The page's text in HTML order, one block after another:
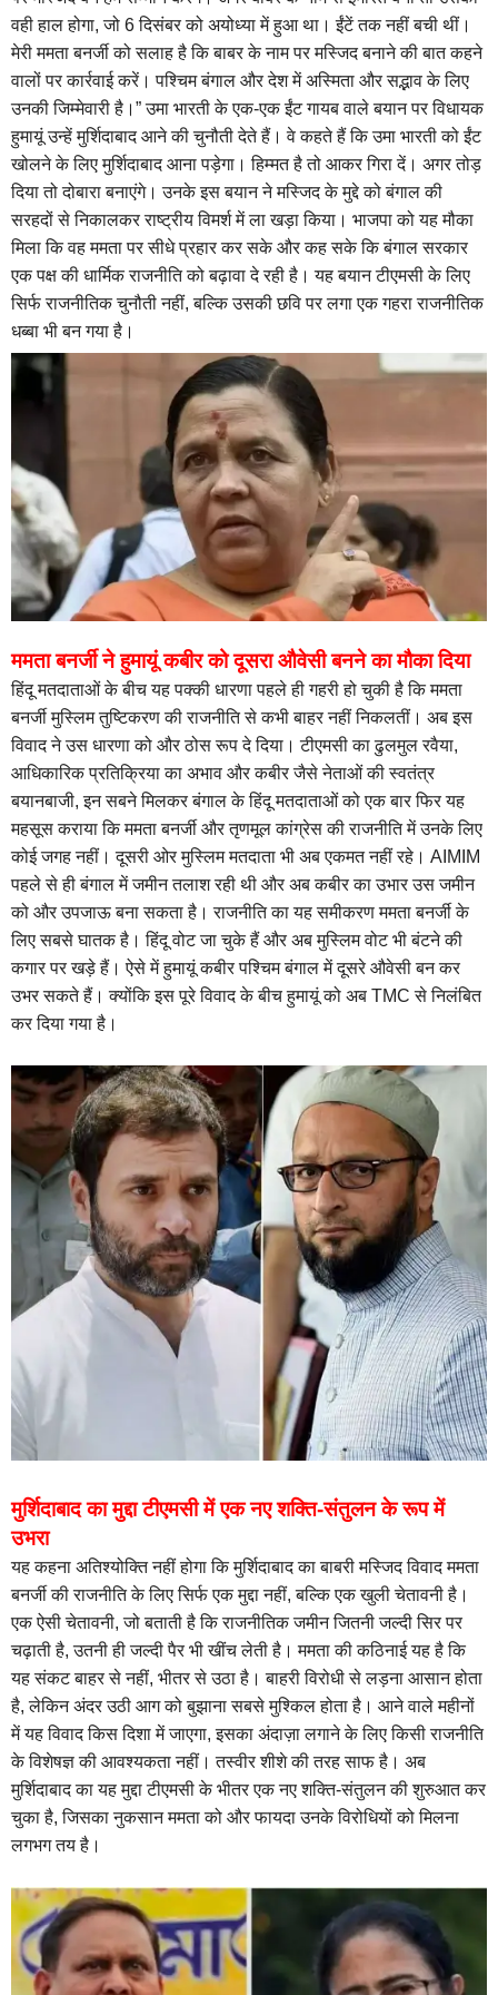
वही हाल होगा, जो 6 दिसंबर को अयोध्या में हुआ था। ईंटें तक नहीं बची थीं।
मेरी ममता बनर्जी को सलाह है कि बाबर के नाम पर मस्जिद बनाने की बात कहने
वालों पर कार्रवाई करें। पश्चिम बंगाल और देश में अस्मिता और सद्भाव के लिए
उनकी जिम्मेवारी है।” उमा भारती के एक-एक ईंट गायब वाले बयान पर विधायक
हुमायूं उन्हें मुर्शिदाबाद आने की चुनौती देते हैं। वे कहते हैं कि उमा भारती को ईंट
खोलने के लिए मुर्शिदाबाद आना पड़ेगा। हिम्मत है तो आकर गिरा दें। अगर तोड़
दिया तो दोबारा बनाएंगे। उनके इस बयान ने मस्जिद के मुद्दे को बंगाल की
सरहदों से निकालकर राष्ट्रीय विमर्श में ला खड़ा किया। भाजपा को यह मौका
मिला कि वह ममता पर सीधे प्रहार कर सके और कह सके कि बंगाल सरकार
एक पक्ष की धार्मिक राजनीति को बढ़ावा दे रही है। यह बयान टीएमसी के लिए
सिर्फ राजनीतिक चुनौती नहीं, बल्कि उसकी छवि पर लगा एक गहरा राजनीतिक
धब्बा भी बन गया है।
ममता बनर्जी ने हुमायूं कबीर को दूसरा औवेसी बनने का मौका दिया
हिंदू मतदाताओं के बीच यह पक्की धारणा पहले ही गहरी हो चुकी है कि ममता
बनर्जी मुस्लिम तुष्टिकरण की राजनीति से कभी बाहर नहीं निकलतीं। अब इस
विवाद ने उस धारणा को और ठोस रूप दे दिया। टीएमसी का ढुलमुल रवैया,
आधिकारिक प्रतिक्रिया का अभाव और कबीर जैसे नेताओं की स्वतंत्र
बयानबाजी, इन सबने मिलकर बंगाल के हिंदू मतदाताओं को एक बार फिर यह
महसूस कराया कि ममता बनर्जी और तृणमूल कांग्रेस की राजनीति में उनके लिए
कोई जगह नहीं। दूसरी ओर मुस्लिम मतदाता भी अब एकमत नहीं रहे। AIMIM
पहले से ही बंगाल में जमीन तलाश रही थी और अब कबीर का उभार उस जमीन
को और उपजाऊ बना सकता है। राजनीति का यह समीकरण ममता बनर्जी के
लिए सबसे घातक है। हिंदू वोट जा चुके हैं और अब मुस्लिम वोट भी बंटने की
कगार पर खड़े हैं। ऐसे में हुमायूं कबीर पश्चिम बंगाल में दूसरे औवेसी बन कर
उभर सकते हैं। क्योंकि इस पूरे विवाद के बीच हुमायूं को अब TMC से निलंबित
कर दिया गया है।
मुर्शिदाबाद का मुद्दा टीएमसी में एक नए शक्ति-संतुलन के रूप में
उभरा
यह कहना अतिश्योक्ति नहीं होगा कि मुर्शिदाबाद का बाबरी मस्जिद विवाद ममता
बनर्जी की राजनीति के लिए सिर्फ एक मुद्दा नहीं, बल्कि एक खुली चेतावनी है।
एक ऐसी चेतावनी, जो बताती है कि राजनीतिक जमीन जितनी जल्दी सिर पर
चढ़ाती है, उतनी ही जल्दी पैर भी खींच लेती है। ममता की कठिनाई यह है कि
यह संकट बाहर से नहीं, भीतर से उठा है। बाहरी विरोधी से लड़ना आसान होता
है, लेकिन अंदर उठी आग को बुझाना सबसे मुश्किल होता है। आने वाले महीनों
में यह विवाद किस दिशा में जाएगा, इसका अंदाज़ा लगाने के लिए किसी राजनीति
के विशेषज्ञ की आवश्यकता नहीं। तस्वीर शीशे की तरह साफ है। अब
मुर्शिदाबाद का यह मुद्दा टीएमसी के भीतर एक नए शक्ति-संतुलन की शुरुआत कर
चुका है, जिसका नुकसान ममता को और फायदा उनके विरोधियों को मिलना
लगभग तय है।